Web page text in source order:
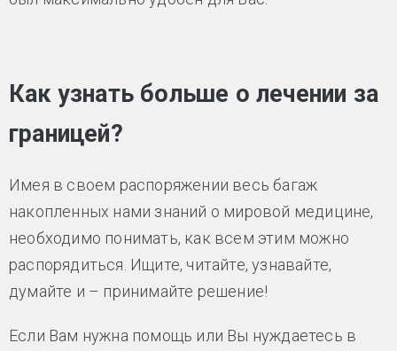
Как узнать больше о лечении за
границей?
Имея в своем распоряжении весь багаж
накопленных нами знаний о мировой медицине,
необходимо понимать, как всем этим можно
распорядиться. Ищите, читайте, узнавайте,
думайте и – принимайте решение!
Если Вам нужна помощь или Вы нуждаетесь в